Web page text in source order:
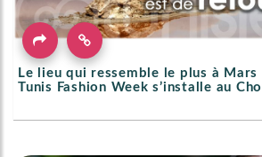
Le lieu qui ressemble le plus à Mars
Tunis Fashion Week s’installe au